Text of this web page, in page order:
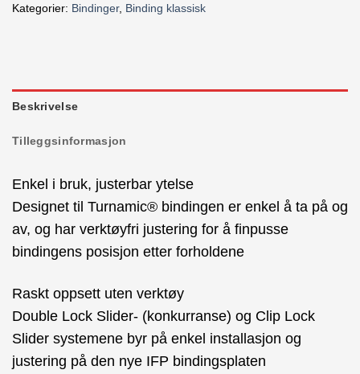
Kategorier: Bindinger, Binding klassisk
Beskrivelse
Tilleggsinformasjon
Enkel i bruk, justerbar ytelse
Designet til Turnamic® bindingen er enkel å ta på og
av, og har verktøyfri justering for å finpusse
bindingens posisjon etter forholdene
Raskt oppsett uten verktøy
Double Lock Slider- (konkurranse) og Clip Lock
Slider systemene byr på enkel installasjon og
justering på den nye IFP bindingsplaten